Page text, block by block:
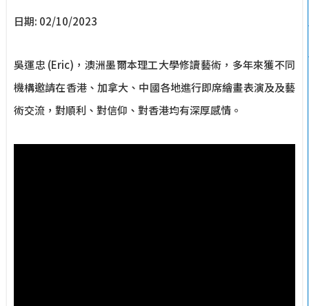
日期: 02/10/2023
吳運忠 (Eric)，澳洲墨爾本理工大學修讀藝術，多年來獲不同
機構邀請在香港、加拿大、中國各地進行即席繪畫表演及及藝
術交流，對順利、對信仰、對香港均有深厚感情。